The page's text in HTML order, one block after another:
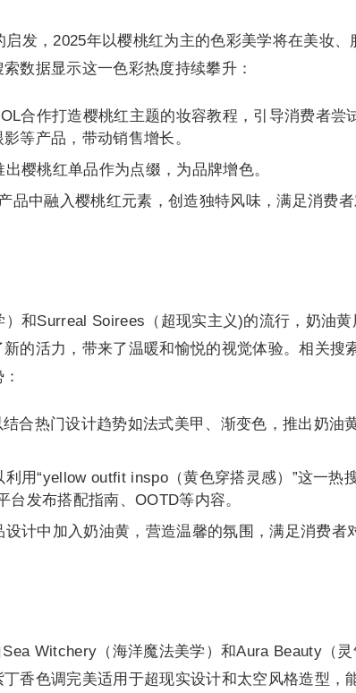
发，2025年以樱桃红为主的色彩美学将在美妆、
数据显示这一色彩热度持续攀升：
合作打造樱桃红主题的妆容教程，引导消费者尝
等产品，带动销售增长。
樱桃红单品作为点缀，为品牌增色。
品中融入樱桃红元素，创造独特风味，满足消费
和Surreal Soirees（超现实主义)的流行，奶油黄
的活力，带来了温暖和愉悦的视觉体验。相关搜
合热门设计趋势如法式美甲、渐变色，推出奶油
利用“yellow outfit inspo（黄色穿搭灵感）”这一热
发布搭配指南、OOTD等内容。
设计中加入奶油黄，营造温馨的氛围，满足消费者
Witchery（海洋魔法美学）和Aura Beauty（灵
香色调完美适用于超现实设计和太空风格造型，